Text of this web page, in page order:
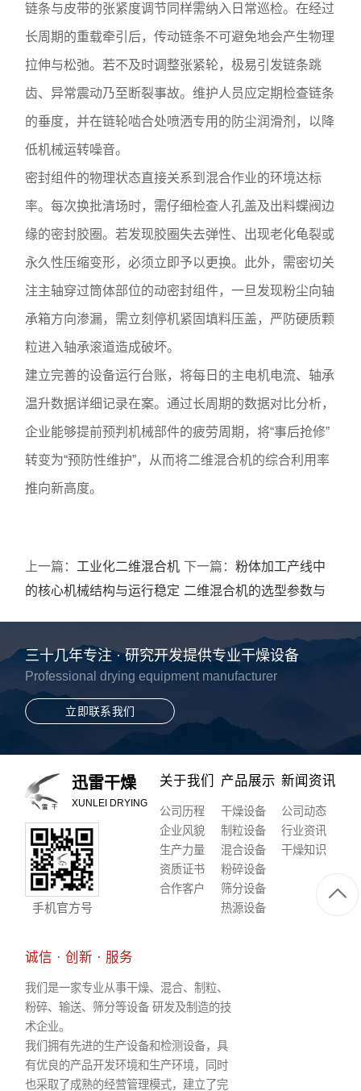
链条与皮带的张紧度调节同样需纳入日常巡检。在经过
长周期的重载牵引后，传动链条不可避免地会产生物理
拉伸与松弛。若不及时调整张紧轮，极易引发链条跳
齿、异常震动乃至断裂事故。维护人员应定期检查链条
的垂度，并在链轮啮合处喷洒专用的防尘润滑剂，以降
低机械运转噪音。
密封组件的物理状态直接关系到混合作业的环境达标
率。每次换批清场时，需仔细检查人孔盖及出料蝶阀边
缘的密封胶圈。若发现胶圈失去弹性、出现老化龟裂或
永久性压缩变形，必须立即予以更换。此外，需密切关
注主轴穿过筒体部位的动密封组件，一旦发现粉尘向轴
承箱方向渗漏，需立刻停机紧固填料压盖，严防硬质颗
粒进入轴承滚道造成破坏。
建立完善的设备运行台账，将每日的主电机电流、轴承
温升数据详细记录在案。通过长周期的数据对比分析，
企业能够提前预判机械部件的疲劳周期，将“事后抢修”
转变为“预防性维护”，从而将二维混合机的综合利用率
推向新高度。
上一篇： 工业化二维混合机
的核心机械结构与运行稳定
下一篇： 粉体加工产线中
二维混合机的选型参数与
三十几年专注 · 研究开发提供专业干燥设备
Professional drying equipment manufacturer
立即联系我们
迅雷干燥
XUNLEI DRYING
手机官方号
关于我们
公司历程
企业风貌
生产力量
资质证书
合作客户
产品展示
干燥设备
制粒设备
混合设备
粉碎设备
筛分设备
热源设备
新闻资讯
公司动态
行业资讯
干燥知识
诚信 · 创新 · 服务
我们是一家专业从事干燥、混合、制粒、
粉碎、输送、筛分等设备 研发及制造的技
术企业。
我们拥有先进的生产设备和检测设备，具
有优良的产品开发环境和生产环境，同时
也采取了成熟的经营管理模式，建立了完